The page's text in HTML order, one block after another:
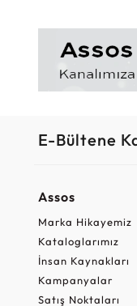
E-Bültene
Assos
Marka Hikayemiz
Kataloglarımız
İnsan Kaynakları
Kampanyalar
Satış Noktaları